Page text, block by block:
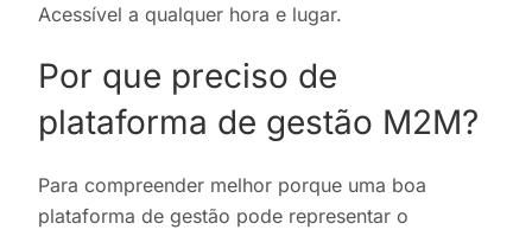
Acessível a qualquer hora e lugar.
Por que preciso de
plataforma de gestão M2M?
Para compreender melhor porque uma boa
plataforma de gestão pode representar o